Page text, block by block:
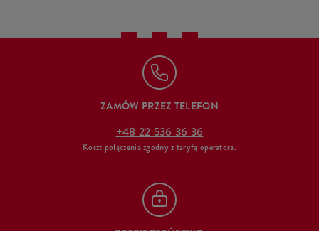
ZAMÓW PRZEZ TELEFON
+48 22 536 36 36
Koszt połączenia zgodny z taryfą operatora.